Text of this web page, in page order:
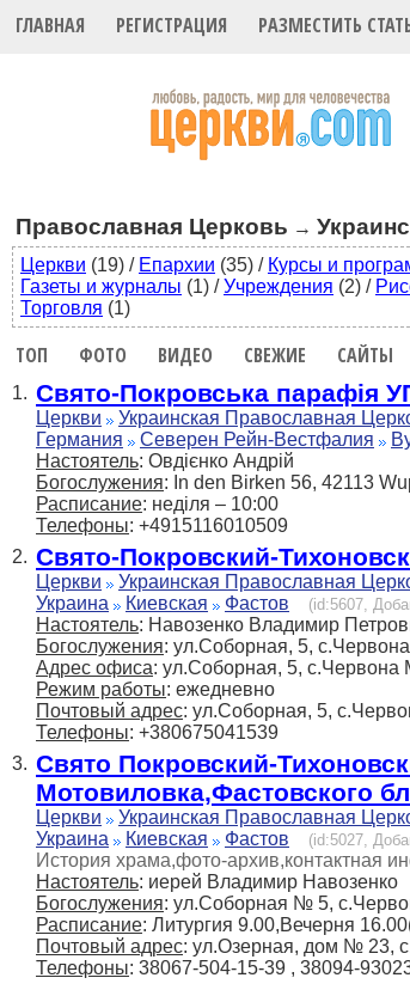
ГЛАВНАЯ РЕГИСТРАЦИЯ РАЗМЕСТИТЬ
Православная Церковь →
Церкви (19) / Епархии (35) / Курсы и
Газеты и журналы (1) /Учреждения (2) /
Торговля (1)
ТОП ФОТО ВИДЕО СВЕЖИЕ САЙТЫ
1. Свято-Покровська парафія
Церкви
Украинская Православная
Германия
Северен Рейн-Вестфалия
Настоятель: Овдієнко Андрій
Богослужения: In den Birken 56, 42113
Расписание: неділя – 10:00
Телефоны: +4915116010509
2. Свято-Покровский-
Церкви
Украинская Православная
Украина
Киевская Фастов (id:5607,
Настоятель: Навозенко Владимир
Богослужения: ул.Соборная, 5,
Адрес офиса: ул.Соборная, 5, с.Червона
Режим работы: ежедневно
Почтовый адрес: ул.Соборная, 5,
Телефоны: +380675041539
3. Свято Покровский-
Мотовиловка,Фастовского
Церкви
Украинская Православная
Украина
Киевская Фастов (id:5027,
История храма,фото-архив,контактная
Настоятель: иерей Владимир Навозенко
Богослужения: ул.Соборная № 5,
Расписание: Литургия 9.00,Вечерня
Почтовый адрес: ул.Озерная, дом № 23,
Телефоны: 38067-504-15-39 , 38094-